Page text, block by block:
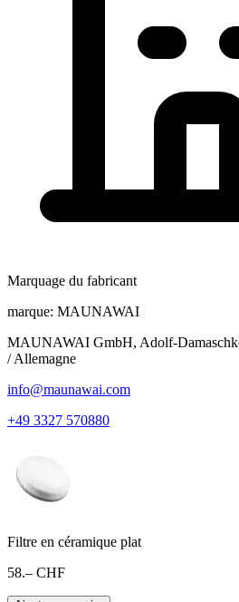
Marquage du fabricant
marque: MAUNAWAI
MAUNAWAI GmbH, Adolf-
/ Allemagne
info@maunawai.com
+49 3327 570880
Filtre en céramique plat
58.– CHF